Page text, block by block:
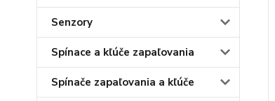
Senzory
Spínace a kľúče zapaľovania
Spínače zapaľovania a kľúče